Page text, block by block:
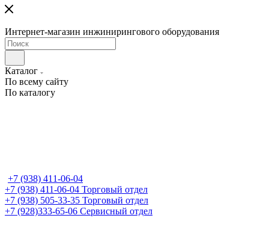
Интернет-магазин инжинирингового оборудования
Каталог
По всему сайту
По каталогу
+7 (938) 411-06-04
+7 (938) 411-06-04 Торговый отдел
+7 (938) 505-33-35 Торговый отдел
+7 (928)333-65-06 Сервисный отдел